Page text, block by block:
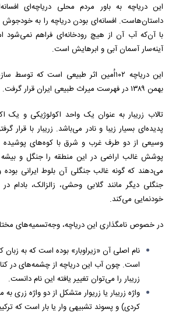
این دریاچه به باور مردم محلی دریاچه‌ای
داستان‌هاست. افسانه‌ای بودن دریاچه را به
با آن‌که آب آن از هیچ رودخانه‌ای فراهم
آینه‌سار آسمان آبی و ابرهایش است.
بهمن ۱۳۸۹ در فهرست میراث طبیعی ایران قرار گرفت.
تالاب زریبار به عنوان یک واحد اکولوژیکی و یک
پدیده‌ای بسیار زیبا و نادر می‌باشد. زریبار با قرار
وسیعی از دو طرف غرب و شرق با کوه‌های
پوشش غالب اراضی در این منطقه را جنگل و بیشه
می‌دهند که گونه غالب جنگلی آن بلوط ایرانی بوده
جنگلی دیگر مانند گلابی وحشی، زالزالک، بادام
خودنمایی می‌کند.
در خصوص نامگذاری این دریاچه، وجه‌تسمیه‌های
نام اصلی آن «زیراوبار» بوده است که به
است. چون آب این دریاچه از چشمه‌های در
زریبار را می‌توان تغییر یافته این نام دانست.
واژه زریبار یا زریوار متشکل از دو واژه زری
کردی) و پسوند تشبیهی وار یا بار است که